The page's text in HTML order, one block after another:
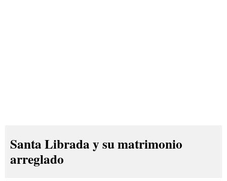
Santa Librada y su matrimonio
arreglado